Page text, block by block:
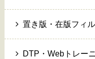
置き版・在版フィ
DTP・Webトレー